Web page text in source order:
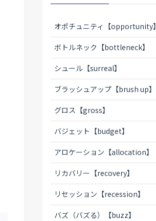
オポチュニティ【opportunity】
ボトルネック【bottleneck】
シュール【surreal】
ブラッシュアップ【brush up】
グロス【gross】
バジェット【budget】
アロケーション【allocation】
リカバリー【recovery】
リセッション【recession】
バズ（バズる）【buzz】